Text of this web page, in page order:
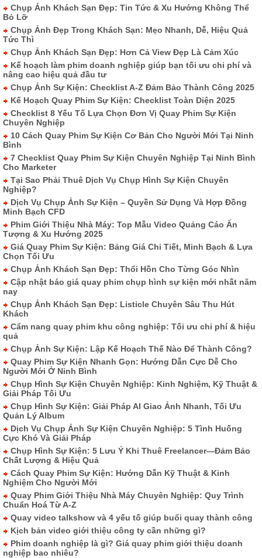
Chụp Ảnh Khách Sạn Đẹp: Tin Tức & Xu Hướng Không Thể
Bỏ Lỡ
Chụp Ảnh Đẹp Trong Khách Sạn: Mẹo Nhanh, Dễ, Hiệu Quả
Tức Thì
Chụp Ảnh Khách Sạn Đẹp: Hơn Cả View Đẹp Là Cảm Xúc
Kế hoạch làm phim doanh nghiệp giúp bạn tối ưu chi phí và
nâng cao hiệu quả đầu tư
Chụp Ảnh Sự Kiện: Checklist A-Z Đảm Bảo Thành Công 2025
Kế Hoạch Quay Phim Sự Kiện: Checklist Toàn Diện 2025
Checklist 8 Yếu Tố Lựa Chọn Đơn Vị Quay Phim Sự Kiện
Chuyên Nghiệp
10 Cách Quay Phim Sự Kiện Cơ Bản Cho Người Mới Tại Ninh
Bình
7 Checklist Quay Phim Sự Kiện Chuyên Nghiệp Tại Ninh Bình
Cho Marketer
Tại Sao Phải Thuê Dịch Vụ Chụp Hình Sự Kiện Chuyên
Nghiệp?
Dịch Vụ Chụp Ảnh Sự Kiện – Quyền Sử Dụng Và Hợp Đồng
Minh Bạch CFD
Phim Giới Thiệu Nhà Máy: Top Mẫu Video Quảng Cáo Ấn
Tượng & Xu Hướng 2025
Giá Quay Phim Sự Kiện: Bảng Giá Chi Tiết, Minh Bạch & Lựa
Chọn Tối Ưu
Chụp Ảnh Khách Sạn Đẹp: Thổi Hồn Cho Từng Góc Nhìn
Cập nhật báo giá quay phim chụp hình sự kiện mới nhất năm
nay
Chụp Ảnh Khách Sạn Đẹp: Listicle Chuyên Sâu Thu Hút
Khách
Cẩm nang quay phim khu công nghiệp: Tối ưu chi phí & hiệu
quả
Chụp Ảnh Sự Kiện: Lập Kế Hoạch Thế Nào Để Thành Công?
Quay Phim Sự Kiện Nhanh Gọn: Hướng Dẫn Cực Dễ Cho
Người Mới Ở Ninh Bình
Chụp Hình Sự Kiện Chuyên Nghiệp: Kinh Nghiệm, Kỹ Thuật &
Giải Pháp Tối Ưu
Chụp Hình Sự Kiện: Giải Pháp AI Giao Ảnh Nhanh, Tối Ưu
Quản Lý Album
Dịch Vụ Chụp Ảnh Sự Kiện Chuyên Nghiệp: 5 Tình Huống
Cực Khó Và Giải Pháp
Chụp Hình Sự Kiện: 5 Lưu Ý Khi Thuê Freelancer—Đảm Bảo
Chất Lượng & Hiệu Quả
Cách Quay Phim Sự Kiện: Hướng Dẫn Kỹ Thuật & Kinh
Nghiệm Cho Người Mới
Quay Phim Giới Thiệu Nhà Máy Chuyên Nghiệp: Quy Trình
Chuẩn Hoá Từ A-Z
Quay video talkshow và 4 yếu tố giúp buổi quay thành công
Kịch bản video giới thiệu công ty cần những gì?
Phim doanh nghiệp là gì? Giá quay phim giới thiệu doanh
nghiệp bao nhiêu?